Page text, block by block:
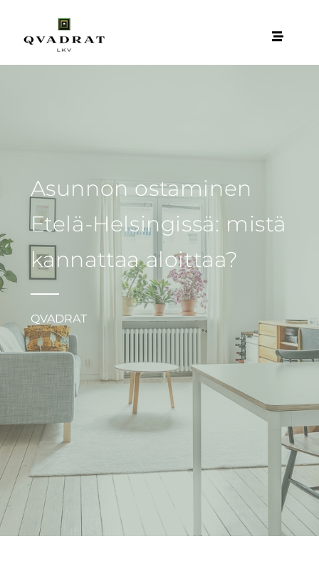
Asunnon ostaminen
Etelä-Helsingissä: mistä
kannattaa aloittaa?
QVADRAT